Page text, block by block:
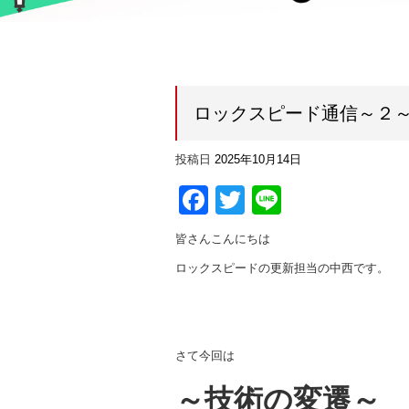
ロックスピード通信～２
投稿日 2025年10月14日
Facebook
Twitter
皆さんこんにちは
ロックスピードの更新担当の中西です。
さて今回は
～技術の変遷～